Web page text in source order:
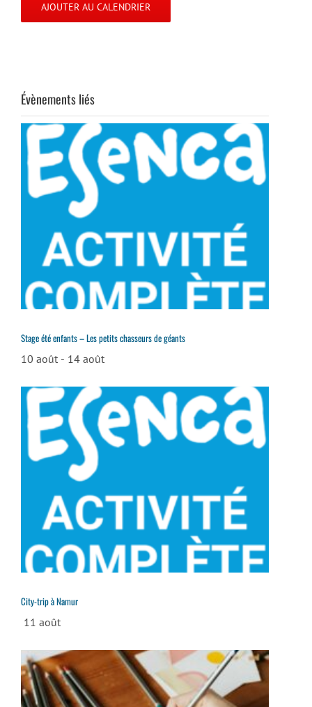
AJOUTER AU CALENDRIER
Évènements liés
Stage été enfants – Les petits chasseurs de géants
10 août - 14 août
City-trip à Namur
11 août